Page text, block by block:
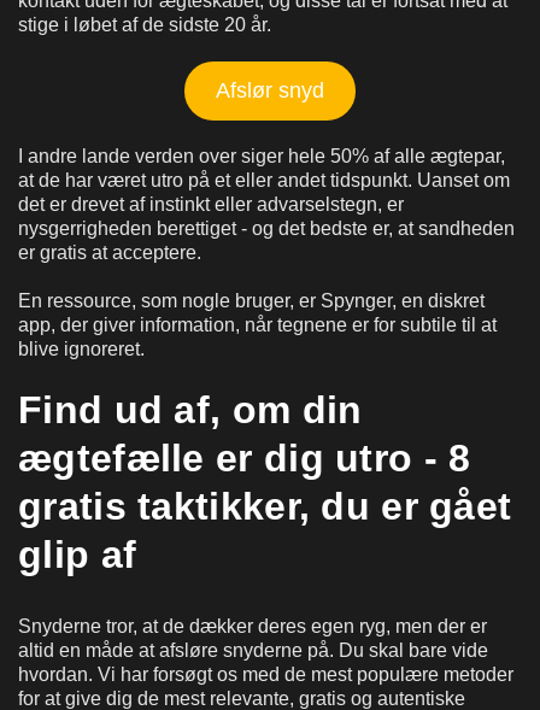
stige i løbet af de sidste 20 år.
Afslør snyd
I andre lande verden over siger hele 50% af alle ægtepar,
at de har været utro på et eller andet tidspunkt. Uanset om
det er drevet af instinkt eller advarselstegn, er
nysgerrigheden berettiget - og det bedste er, at sandheden
er gratis at acceptere.
En ressource, som nogle bruger, er Spynger, en diskret
app, der giver information, når tegnene er for subtile til at
blive ignoreret.
Find ud af, om din
ægtefælle er dig utro - 8
gratis taktikker, du er gået
glip af
Snyderne tror, at de dækker deres egen ryg, men der er
altid en måde at afsløre snyderne på. Du skal bare vide
hvordan. Vi har forsøgt os med de mest populære metoder
for at give dig de mest relevante, gratis og autentiske